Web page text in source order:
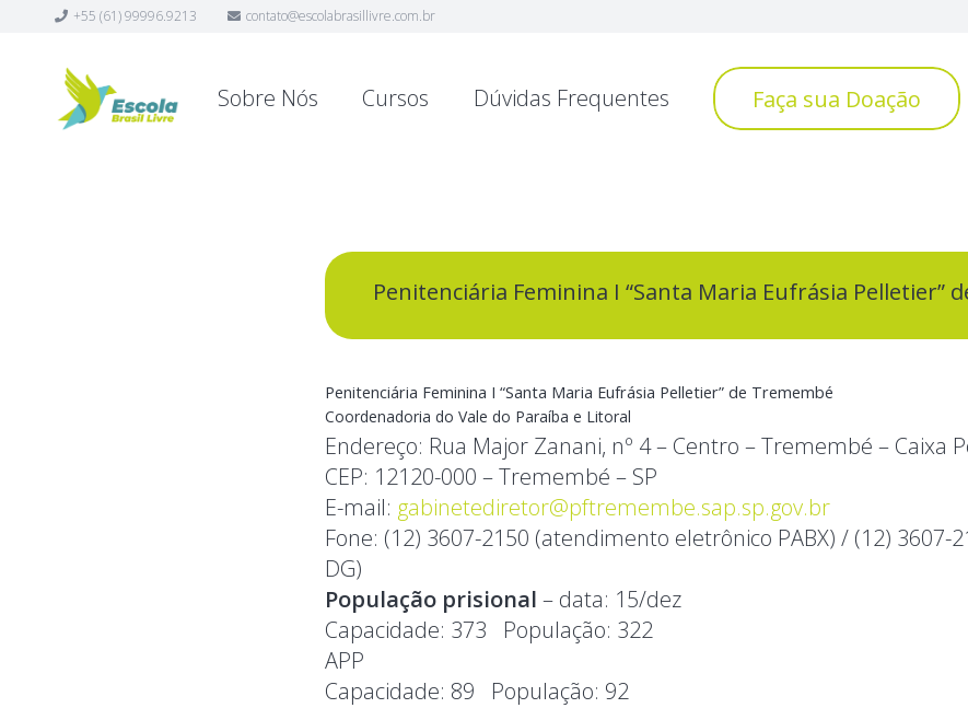
+55 (61) 99996.9213 contato@escolabrasillivre.com.br
Sobre Nós Cursos Dúvidas Frequentes Faça sua Doação
Penitenciária Feminina I “Santa Maria Eufrásia Pelletier”
Penitenciária Feminina I “Santa Maria Eufrásia Pelletier” de Tremembé
Coordenadoria do Vale do Paraíba e Litoral
Endereço: Rua Major Zanani, nº 4 – Centro – Tremembé – Caixa
CEP: 12120-000 – Tremembé – SP
E-mail: gabinetediretor@pftremembe.sap.sp.gov.br
Fone: (12) 3607-2150 (atendimento eletrônico PABX) / (12) 3607-
DG)
População prisional – data: 15/dez
Capacidade: 373 População: 322
APP
Capacidade: 89 População: 92